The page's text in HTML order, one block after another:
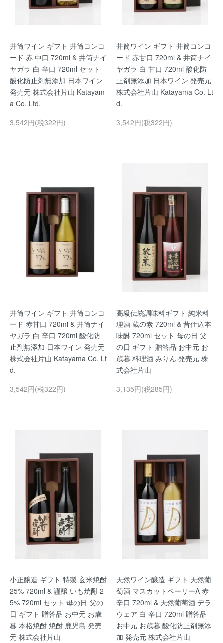
井筒ワイン ギフト 井筒コンコ
ード 赤 中口 720ml & 井筒ナイ
ヤガラ 白 辛口 720ml セット
酸化防止剤無添加 日本ワイン
発売元 株式会社片山 Katayam
a Co. Ltd.
3,542円(税322円)
井筒ワイン ギフト 井筒コンコ
ード 赤甘口 720ml & 井筒ナイ
ヤガラ 白 甘口 720ml 酸化防
止剤無添加 日本ワイン 発売元
株式会社片山 Katayama Co. Lt
d.
3,542円(税322円)
井筒ワイン ギフト 井筒コンコ
ード 赤甘口 720ml & 井筒ナイ
ヤガラ 白 辛口 720ml 酸化防
止剤無添加 日本ワイン 発売元
株式会社片山 Katayama Co. Lt
d.
3,542円(税322円)
高級伝統調味料ギフト 純米料
理酒 蔵の素 720ml & 昔仕込本
味醂 720ml セット 母の日 父
の日 ギフト 贈答品 お中元 お
歳暮 料理酒 みりん 発売元 株
式会社片山
3,135円(税285円)
小正醸造 ギフト 特製 玄米焼酎
25% 720ml & 謹醸 いも焼酎 2
5% 720ml セット 母の日 父の
日 ギフト 贈答品 お中元 お歳
暮 本格焼酎 焼酎 鹿児島 発売
元 株式会社片山
天然ワイン醸造 ギフト 天然葡
萄酒 マスカットベーリーA 赤
辛口 720ml & 天然葡萄酒 デラ
ウェア 白 辛口 720ml 贈答品
お中元 お歳暮 酸化防止剤無添
加 発売元 株式会社片山